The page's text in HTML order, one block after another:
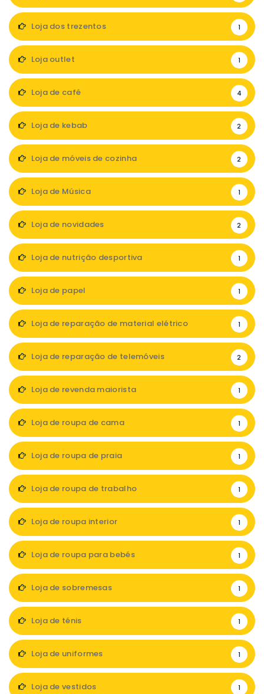
Loja dos trezentos 1
Loja outlet 1
Loja de café 4
Loja de kebab 2
Loja de móveis de cozinha 2
Loja de Música 1
Loja de novidades 2
Loja de nutrição desportiva 1
Loja de papel 1
Loja de reparação de material elétrico 1
Loja de reparação de telemóveis 2
Loja de revenda maiorista 1
Loja de roupa de cama 1
Loja de roupa de praia 1
Loja de roupa de trabalho 1
Loja de roupa interior 1
Loja de roupa para bebés 1
Loja de sobremesas 1
Loja de ténis 1
Loja de uniformes 1
Loja de vestidos 1